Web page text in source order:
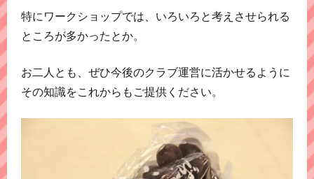
特にワークショップでは、いろいろと考えさせられる
ところが多かったとか。
お二人とも、ぜひ今後のクラブ運営に活かせるように
その知識をこれからもご提供ください。